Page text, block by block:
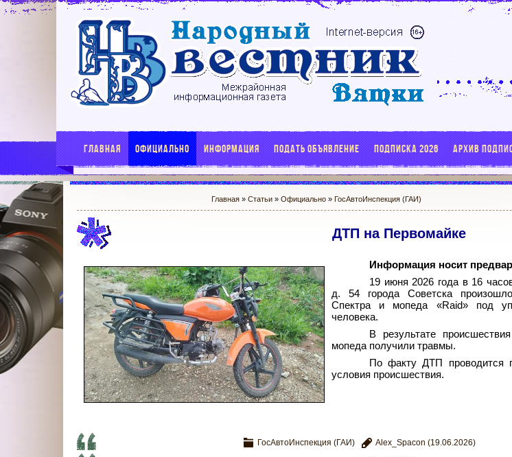
ГЛАВНАЯ ОФИЦИАЛЬНО ИНФОРМАЦИЯ ПОДАТЬ ОБЪЯВЛЕНИЕ ПОДПИСКА 2026 АРХИВ
Главная » Статьи » Официально » ГосАвтоИнспекция (ГАИ)
ДТП на Первомайке
Информация носит
19 июня 2026 года в 16
д.
54 города Советска
Спектра и мопеда «Raid» под
человека.
В результате
мопеда получили травмы.
По факту ДТП проводится
условия происшествия.
ГосАвтоИнспекция (ГАИ) Alex_Spacon (19.06.2026)